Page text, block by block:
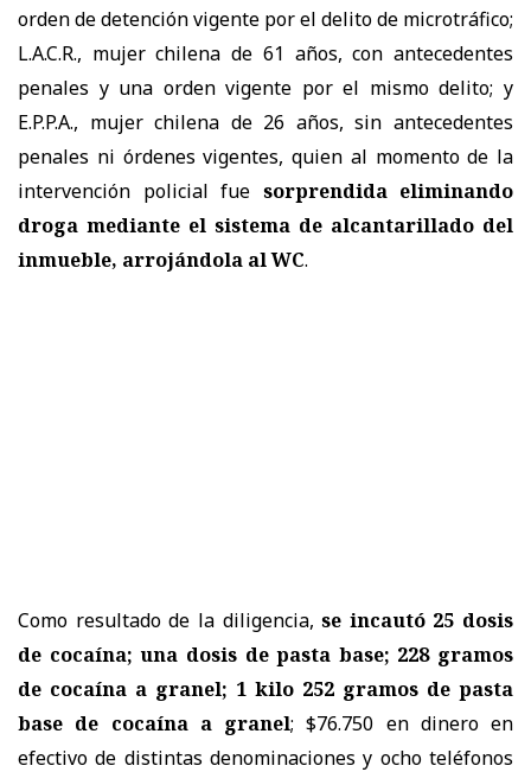
orden de detención vigente por el delito de microtráfico;
L.A.C.R., mujer chilena de 61 años, con antecedentes
penales y una orden vigente por el mismo delito; y
E.P.P.A., mujer chilena de 26 años, sin antecedentes
penales ni órdenes vigentes, quien al momento de la
intervención policial fue sorprendida eliminando
droga mediante el sistema de alcantarillado del
inmueble, arrojándola al WC.
Como resultado de la diligencia,se incautó 25 dosis
de cocaína; una dosis de pasta base; 228 gramos
de cocaína a granel; 1 kilo 252 gramos de pasta
base de cocaína a granel; $76.750 en dinero en
efectivo de distintas denominaciones y ocho teléfonos